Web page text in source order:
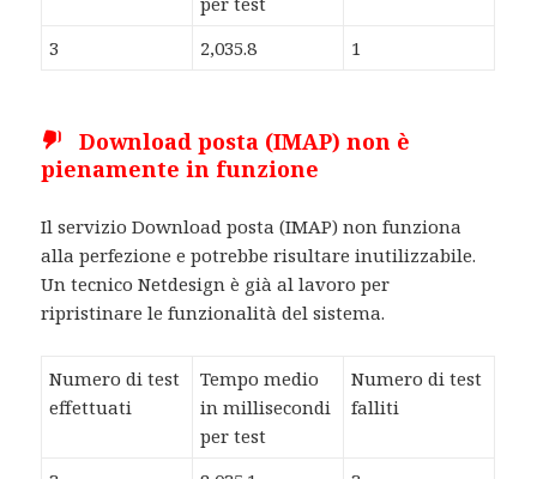
3
2,035.8 1
Download posta (IMAP) non è
pienamente in funzione
Il servizio Download posta (IMAP) non funziona
alla perfezione e potrebbe risultare inutilizzabile.
Un tecnico Netdesign è già al lavoro per
ripristinare le funzionalità del sistema.
Numero di test
effettuati
Tempo medio
in millisecondi
per test
Numero di test
falliti